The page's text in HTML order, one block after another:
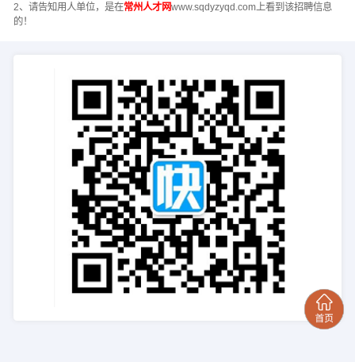
2、请告知用人单位，是在常州人才网www.sqdyzyqd.com上看到该招聘信息
的！